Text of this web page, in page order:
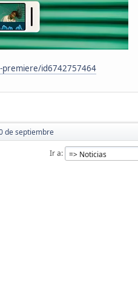
premiere/id6742757464
de septiembre
Ir a